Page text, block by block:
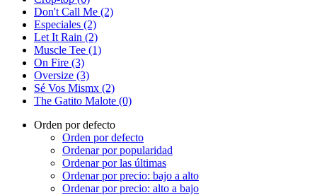
Don't Call Me (2)
Especiales (2)
Let It Rain (2)
Muscle Tee (1)
On Fire (3)
Oversize (3)
Sé Vos Mismx (2)
The Gatito Malote (0)
Orden por defecto
Orden por defecto
Ordenar por popularidad
Ordenar por las últimas
Ordenar por precio: bajo a alto
Ordenar por precio: alto a bajo